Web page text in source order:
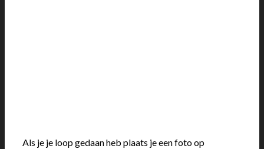
Als je je loop gedaan heb plaats je een foto op